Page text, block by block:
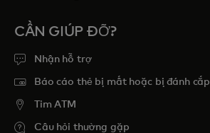
CẦN GIÚP ĐỠ?
Nhận hỗ trợ
Báo cáo thẻ bị mất hoặc bị đánh cắp
Tim ATM
Câu hỏi thường gặp